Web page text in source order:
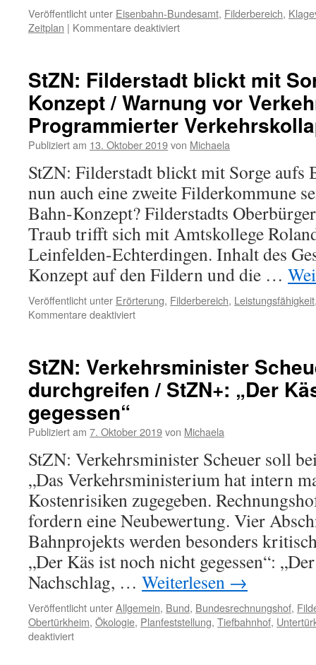
Veröffentlicht unter Eisenbahn-Bundesamt, Filderbereich,
Zeitplan | Kommentare deaktiviert
StZN: Filderstadt blickt mit
Konzept / Warnung vor
Programmierter
Publiziert am 13. Oktober 2019von Michaela
StZN: Filderstadt blickt mit Sorge aufs
nun auch eine zweite Filderkommune
Bahn-Konzept? Filderstadts
Traub trifft sich mit Amtskollege
Leinfelden-Echterdingen. Inhalt des
Konzept auf den Fildern und die …
Veröffentlicht unter Erörterung, Filderbereich, Leistungsfähigkeit
Kommentare deaktiviert
StZN: Verkehrsminister
durchgreifen / StZN+: „Der
gegessen“
Publiziert am 7. Oktober 2019von Michaela
StZN: Verkehrsminister Scheuer soll
„Das Verkehrsministerium hat intern
Kostenrisiken zugegeben.
fordern eine Neubewertung. Vier
Bahnprojekts werden besonders
„Der Käs ist noch nicht gegessen“:
Nachschlag, … Weiterlesen →
Veröffentlicht unterAllgemein, Bund, Bundesrechnungshof,
Obertürkheim, Ökologie, Planfeststellung, Tiefbahnhof,
deaktiviert